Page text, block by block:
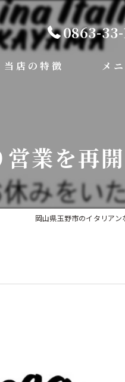
0863-
当店の特徴 メ
ドルチェ
業を再開
岡山県玉野市のイタリア